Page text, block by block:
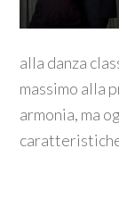
alla danza
massimo alla
armonia, ma